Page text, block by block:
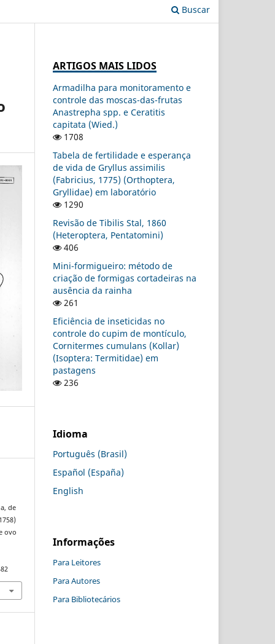
Buscar
de
ovo
ARTIGOS MAIS LIDOS
Armadilha para monitoramento e
controle das moscas-das-frutas
Anastrepha spp. e Ceratitis
capitata (Wied.)
1708
Tabela de fertilidade e esperança
de vida de Gryllus assimilis
(Fabricius, 1775) (Orthoptera,
Gryllidae) em laboratório
1290
Revisão de Tibilis Stal, 1860
(Heteroptera, Pentatomini)
406
Mini-formigueiro: método de
criação de formigas cortadeiras na
ausência da rainha
261
Eficiência de inseticidas no
controle do cupim de montículo,
Cornitermes cumulans (Kollar)
(Isoptera: Termitidae) em
pastagens
236
Idioma
Português (Brasil)
Español (España)
English
Informações
Para Leitores
Para Autores
Para Bibliotecários